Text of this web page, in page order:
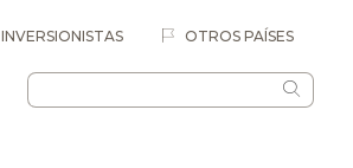
INVERSIONISTAS OTROS PAÍSES